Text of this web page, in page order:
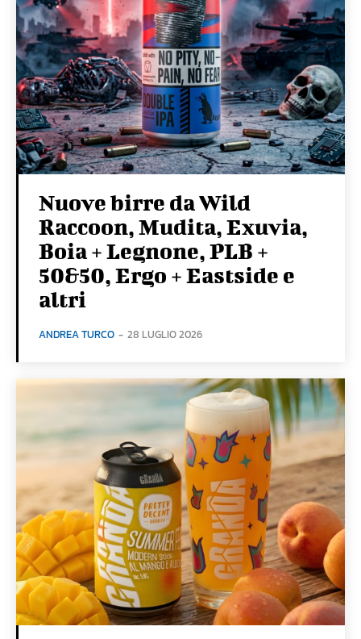
Nuove birre da Wild
Raccoon, Mudita, Exuvia,
Boia + Legnone, PLB +
50&50, Ergo + Eastside e
altri
ANDREA TURCO - 28 LUGLIO 2026